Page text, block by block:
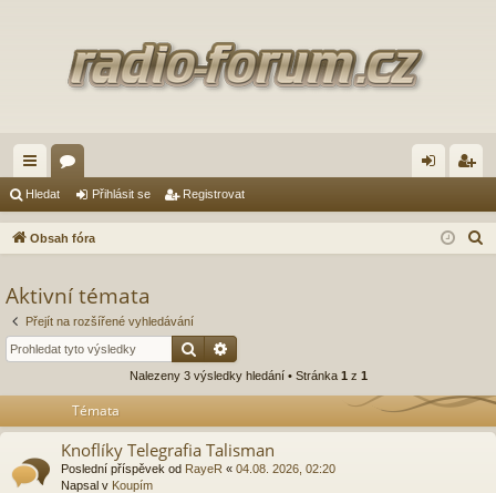
yc
hl
od
ka
zy
a lá ist
Hledat Přihlásit se Registrovat
Obsah fóra
Aktivní témata
Přejít na rozšířené vyhledávání
Hledat
Nalezeny 3 výsledky hledání • Stránka 1 z 1
Témata
Knoflíky Telegrafia Talisman
Poslední příspěvek od RayeR « 04.08. 2026, 02:20
Napsal v Koupím